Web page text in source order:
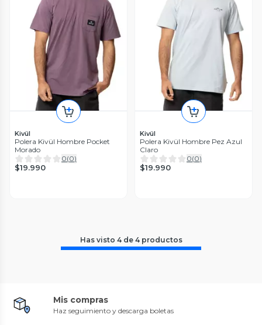
Kivül
Polera Kivül Hombre Pocket
Morado
0(0)
$19.990
Kivül
Polera Kivül Hombre Pez Azul
Claro
0(0)
$19.990
Has visto 4de 4 productos
Mis compras
Haz seguimiento y descarga boletas